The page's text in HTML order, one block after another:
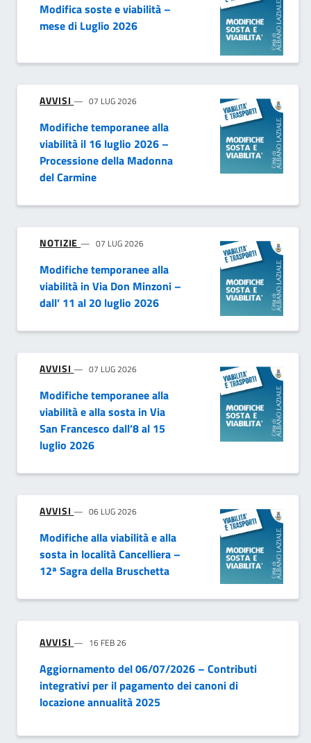
Modifica soste e viabilità –
mese di Luglio 2026
AVVISI 07 LUG 2026
Modifiche temporanee alla
viabilità il 16 luglio 2026 –
Processione della Madonna
del Carmine
NOTIZIE 07 LUG 2026
Modifiche temporanee alla
viabilità in Via Don Minzoni –
dall’ 11 al 20 luglio 2026
AVVISI 07 LUG 2026
Modifiche temporanee alla
viabilità e alla sosta in Via
San Francesco dall’8 al 15
luglio 2026
AVVISI 06 LUG 2026
Modifiche alla viabilità e alla
sosta in località Cancelliera –
12ª Sagra della Bruschetta
AVVISI 16 FEB 26
Aggiornamento del 06/07/2026 – Contributi
integrativi per il pagamento dei canoni di
locazione annualità 2025